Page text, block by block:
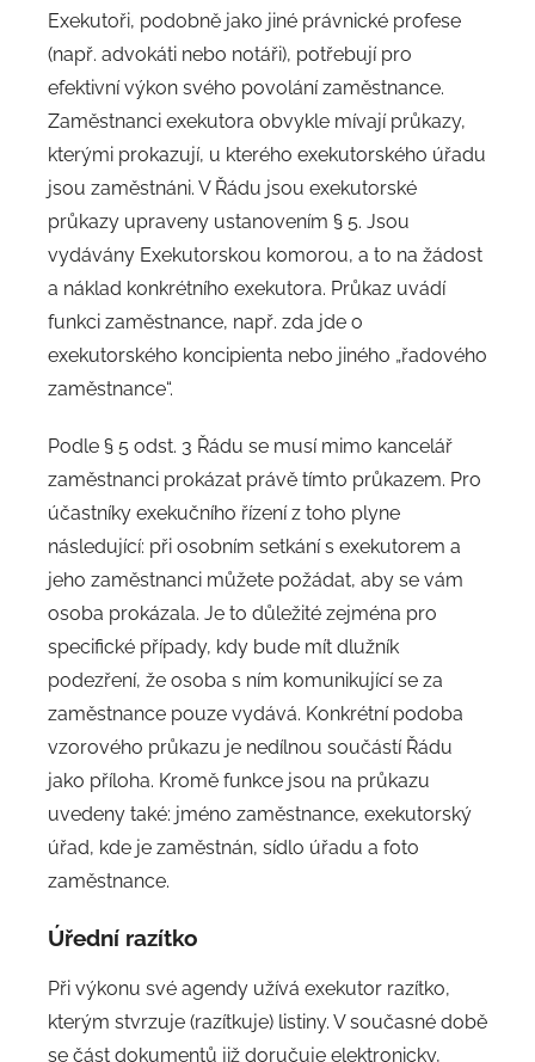
Exekutoři, podobně jako jiné právnické profese
(např. advokáti nebo notáři), potřebují pro
efektivní výkon svého povolání zaměstnance.
Zaměstnanci exekutora obvykle mívají průkazy,
kterými prokazují, u kterého exekutorského úřadu
jsou zaměstnáni. V Řádu jsou exekutorské
průkazy upraveny ustanovením § 5. Jsou
vydávány Exekutorskou komorou, a to na žádost
a náklad konkrétního exekutora. Průkaz uvádí
funkci zaměstnance, např. zda jde o
exekutorského koncipienta nebo jiného „řadového
zaměstnance“.
Podle § 5 odst. 3 Řádu se musí mimo kancelář
zaměstnanci prokázat právě tímto průkazem. Pro
účastníky exekučního řízení z toho plyne
následující: při osobním setkání s exekutorem a
jeho zaměstnanci můžete požádat, aby se vám
osoba prokázala. Je to důležité zejména pro
specifické případy, kdy bude mít dlužník
podezření, že osoba s ním komunikující se za
zaměstnance pouze vydává. Konkrétní podoba
vzorového průkazu je nedílnou součástí Řádu
jako příloha. Kromě funkce jsou na průkazu
uvedeny také: jméno zaměstnance, exekutorský
úřad, kde je zaměstnán, sídlo úřadu a foto
zaměstnance.
Úřední razítko
Při výkonu své agendy užívá exekutor razítko,
kterým stvrzuje (razítkuje) listiny. V současné době
se část dokumentů již doručuje elektronicky,